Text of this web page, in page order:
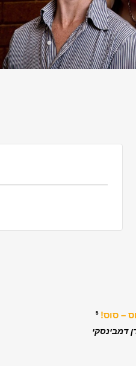
– סוס!
דמבינסקי